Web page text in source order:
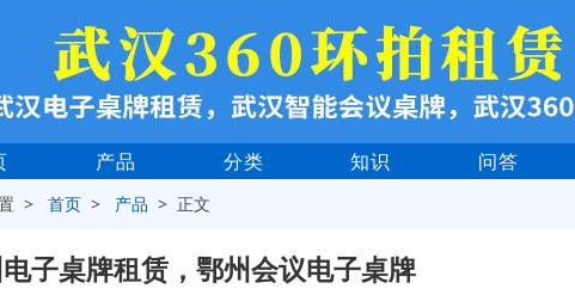
产品 分类 知识 问答
置 >首页 > 产品 > 正文
子桌牌租赁，鄂州会议电子桌牌